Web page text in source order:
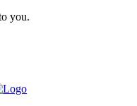
you.